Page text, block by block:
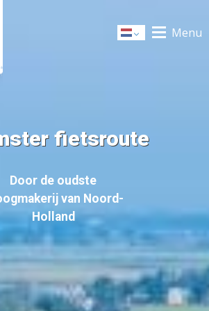
Dutch Menu
fietsroute
Door de oudste
van Noord-
Holland